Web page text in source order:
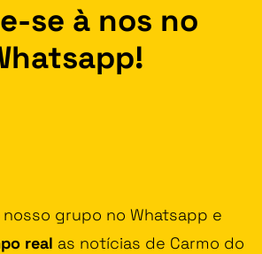
se à nos no
grupo no Whatsapp e
real as notícias de Carmo do